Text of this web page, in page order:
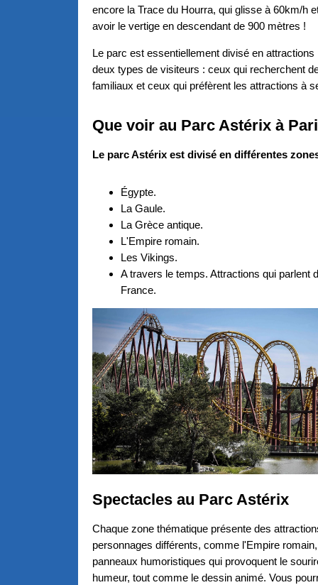
encore la Trace du Hourra, qui glisse à 60km/h
avoir le vertige en descendant de 900 mètres !
Le parc est essentiellement divisé en attractions
deux types de visiteurs : ceux qui recherchent
familiaux et ceux qui préfèrent les attractions à
Que voir au Parc Astérix à
Le parc Astérix est divisé en différentes
Égypte.
La Gaule.
La Grèce antique.
L'Empire romain.
Les Vikings.
A travers le temps. Attractions qui parlent
France.
Spectacles au Parc Astérix
Chaque zone thématique présente des
personnages différents, comme l'Empire
panneaux humoristiques qui provoquent le
humeur, tout comme le dessin animé. Vous